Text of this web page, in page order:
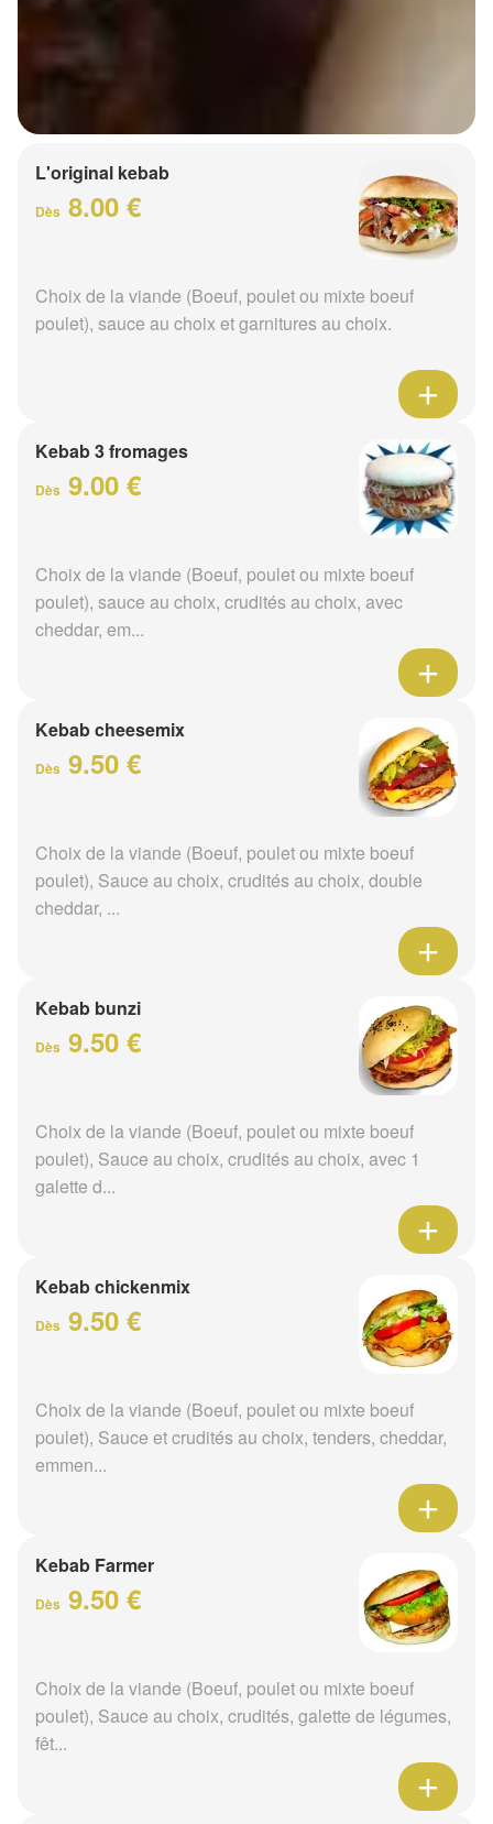
L'original kebab
Dès 8.00 €
Choix de la viande (Boeuf, poulet ou mixte boeuf
poulet), sauce au choix et garnitures au choix.
Kebab 3 fromages
Dès 9.00 €
Choix de la viande (Boeuf, poulet ou mixte boeuf
poulet), sauce au choix, crudités au choix, avec
cheddar, em...
Kebab cheesemix
Dès 9.50 €
Choix de la viande (Boeuf, poulet ou mixte boeuf
poulet), Sauce au choix, crudités au choix, double
cheddar, ...
Kebab bunzi
Dès 9.50 €
Choix de la viande (Boeuf, poulet ou mixte boeuf
poulet), Sauce au choix, crudités au choix, avec 1
galette d...
Kebab chickenmix
Dès 9.50 €
Choix de la viande (Boeuf, poulet ou mixte boeuf
poulet), Sauce et crudités au choix, tenders, cheddar,
emmen...
Kebab Farmer
Dès 9.50 €
Choix de la viande (Boeuf, poulet ou mixte boeuf
poulet), Sauce au choix, crudités, galette de légumes,
fêt...